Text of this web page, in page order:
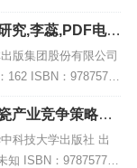
格式] 内容简介 该
究,李蕊,PDF电子
版集团股份有限公司
162 ISBN：97875731
清扫描版PDF格式]
产业竞争策略研
科技大学出版社 出
知 ISBN：978757721